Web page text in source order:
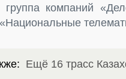
группа компаний
Ещё 16 трасс